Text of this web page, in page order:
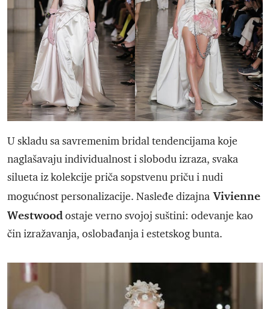
U skladu sa savremenim bridal tendencijama koje
naglašavaju individualnost i slobodu izraza, svaka
silueta iz kolekcije priča sopstvenu priču i nudi
mogućnost personalizacije. Nasleđe dizajna Vivienne
Westwoodostaje verno svojoj suštini: odevanje kao
čin izražavanja, oslobađanja i estetskog bunta.